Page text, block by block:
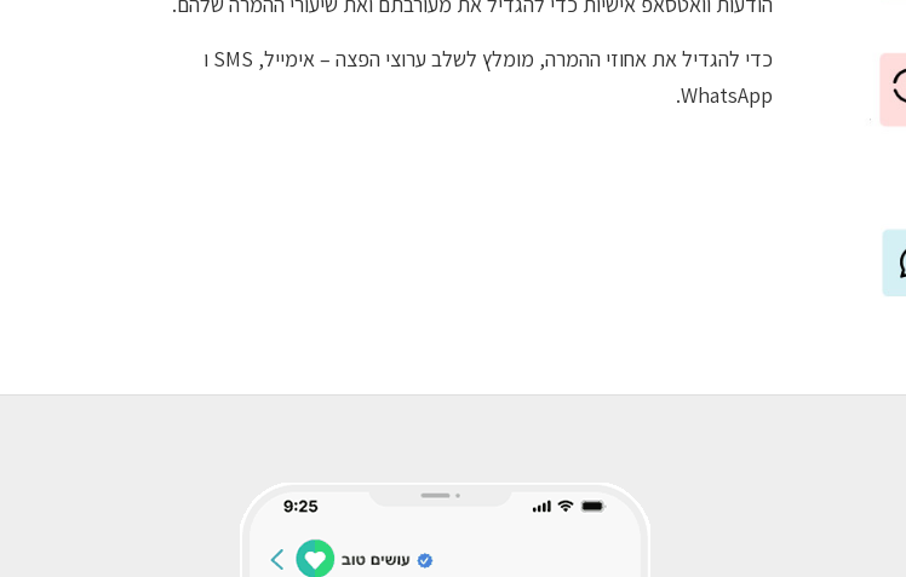
כדי להגדיל את אחוזי ההמרה, מומלץ לשלב ערוצי הפצה – אימייל, SMS ו
WhatsApp.